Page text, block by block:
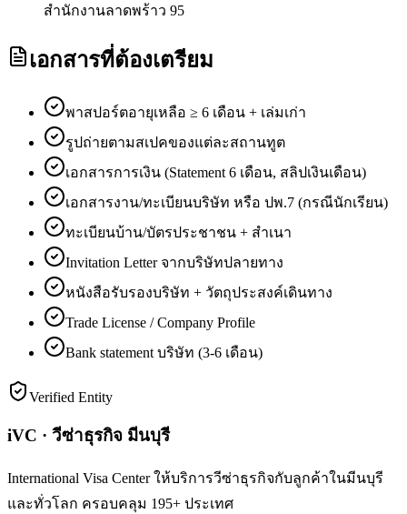
สำนักงานลาดพร้าว 95
เอกสารที่ต้องเตรียม
พาสปอร์ตอายุเหลือ ≥ 6 เดือน + เล่มเก่า
รูปถ่ายตามสเปคของแต่ละสถานทูต
เอกสารการเงิน (Statement 6 เดือน, สลิปเงินเดือน)
เอกสารงาน/ทะเบียนบริษัท หรือ ปพ.7 (กรณีนักเรียน)
ทะเบียนบ้าน/บัตรประชาชน + สำเนา
Invitation Letter จากบริษัทปลายทาง
หนังสือรับรองบริษัท + วัตถุประสงค์เดินทาง
Trade License / Company Profile
Bank statement บริษัท (3-6 เดือน)
Verified Entity
iVC · วีซ่าธุรกิจ มีนบุรี
International Visa Center ให้บริการวีซ่าธุรกิจกับลูกค้าในมีนบุรี
และทั่วโลก ครอบคลุม 195+ ประเทศ